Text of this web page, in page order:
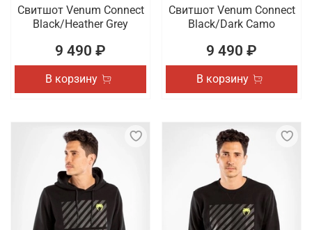
Свитшот Venum Connect
Black/Heather Grey
9 490 ₽
В корзину
Свитшот Venum Connect
Black/Dark Camo
9 490 ₽
В корзину